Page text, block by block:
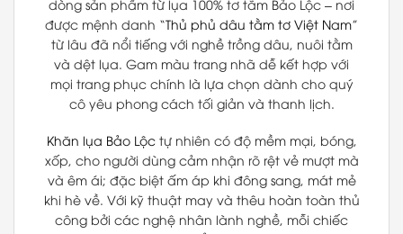
dòng sản phẩm từ lụa 100% tơ tằm Bảo Lộc – nơi
được mệnh danh “Thủ phủ dâu tằm tơ Việt Nam”
từ lâu đã nổi tiếng với nghề trồng dâu, nuôi tằm
và dệt lụa. Gam màu trang nhã dễ kết hợp với
mọi trang phục chính là lựa chọn dành cho quý
cô yêu phong cách tối giản và thanh lịch.
Khăn lụa Bảo Lộctự nhiên có độ mềm mại, bóng,
xốp, cho người dùng cảm nhận rõ rệt vẻ mượt mà
và êm ái; đặc biệt ấm áp khi đông sang, mát mẻ
khi hè về. Với kỹ thuật may và thêu hoàn toàn thủ
công bởi các nghệ nhân lành nghề, mỗi chiếc